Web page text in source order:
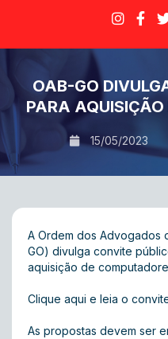
OAB-GO
PARA
15/05/2023
A Ordem dos Advogados
GO) divulga convite
aquisição de
Clique aqui e leia o
As propostas devem ser